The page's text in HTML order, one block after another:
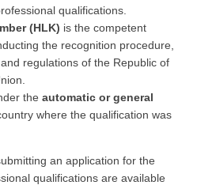
qualifications.
(HLK) is the competent
the recognition procedure,
regulations of the Republic of
theautomatic or general
where the qualification was
an application for the
qualifications are available